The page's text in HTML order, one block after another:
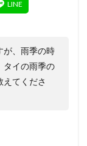
が、雨季の時
タイの雨季の
てくださ